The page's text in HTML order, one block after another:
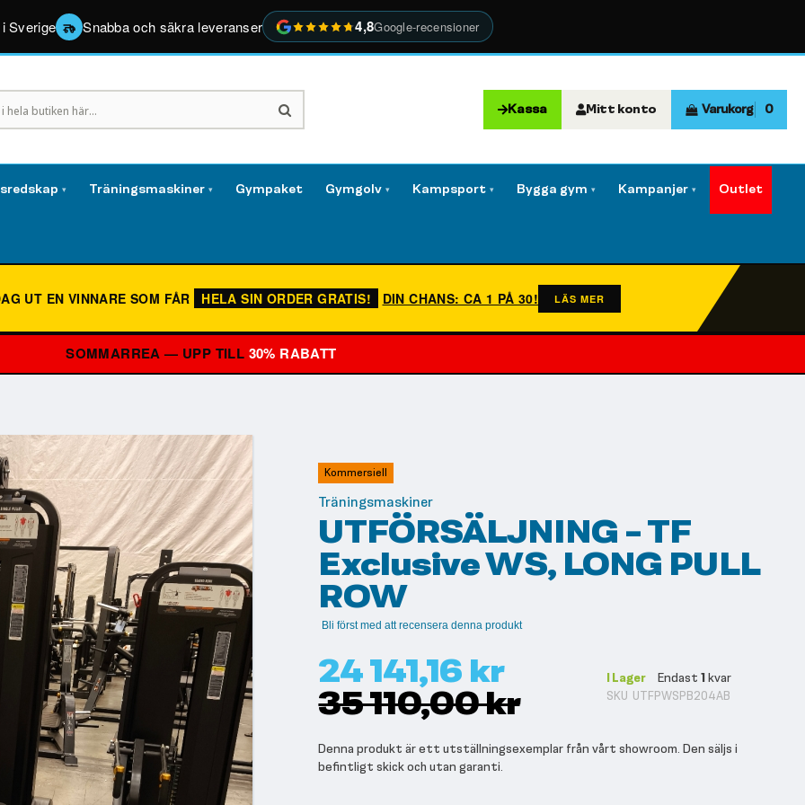
Sverige Snabba och säkra leveranser 4,8Google-recensioner
Kassa Mitt konto Varukorg 0
▾ Träningsmaskiner ▾ Gympaket Gymgolv ▾ Kampsport ▾ Bygga gym ▾ Kampanjer ▾ Outlet
UT EN VINNARE SOM FÅR HELA SIN ORDER GRATIS! DIN CHANS: CA 1 PÅ 30! LÄS MER
SOMMARREA — UPP TILL 30% RABATT
Kommersiell
Träningsmaskiner
UTFÖRSÄLJNING - TF
Exclusive WS, LONG PULL
ROW
Bli först med att recensera denna produkt
24 141,16 kr
35 110,00 kr
I Lager Endast 1kvar
SKU UTFPWSPB204AB
Denna produkt är ett utställningsexemplar från vårt showroom. Den säljs i
befintligt skick och utan garanti.